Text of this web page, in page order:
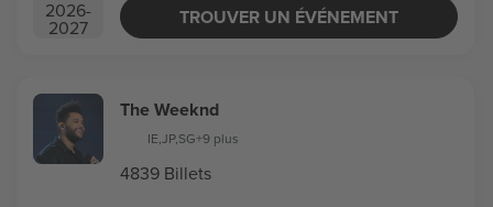
2026-
2027
TROUVER UN ÉVÉNEMENT
The Weeknd
IE,JP,SG+9 plus
4839 Billets